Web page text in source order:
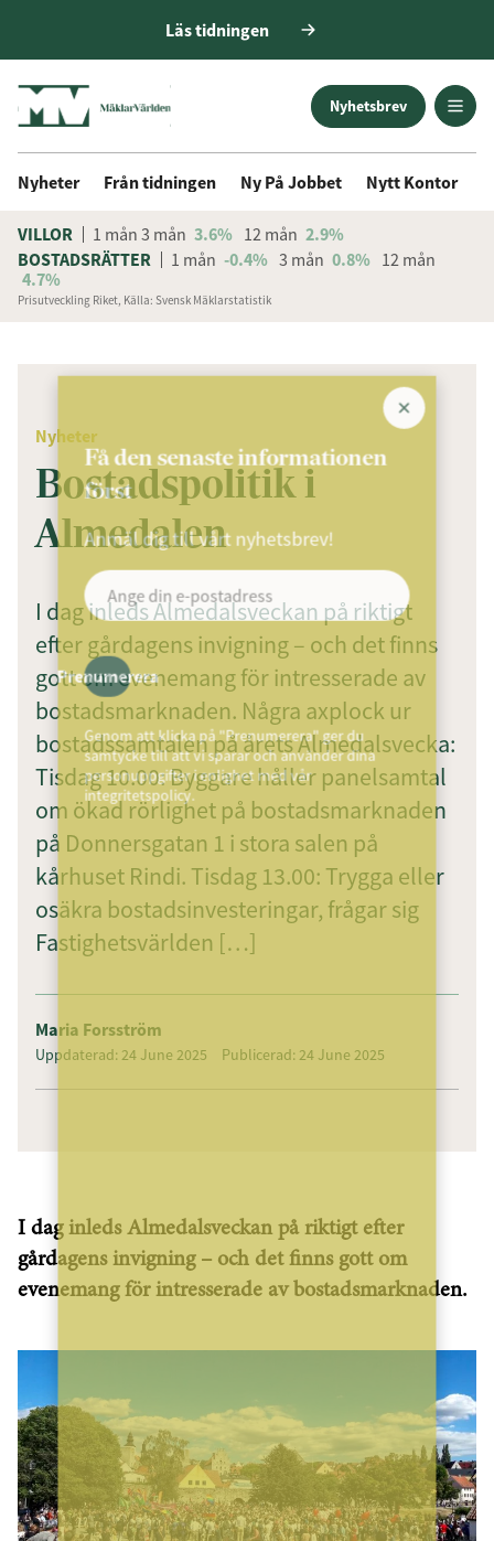
Läs tidningen
Nyhetsbrev
Nyheter Från tidningen Ny På Jobbet Nytt Kontor
VILLOR 1 mån 3 mån 3.6% 12 mån 2.9%
BOSTADSRÄTTER
1 mån -0.4% 3 mån 0.8% 12 mån
4.7%
Prisutveckling Riket, Källa: Svensk Mäklarstatistik
ANNONS
Nyheter
Bostadspolitik i
Almedalen
I dag inleds Almedalsveckan på riktigt
efter gårdagens invigning – och det finns
gott om evenemang för intresserade av
bostadsmarknaden. Några axplock ur
bostadssamtalen på årets Almedalsvecka:
Tisdag 10.00: Byggare håller panelsamtal
om ökad rörlighet på bostadsmarknaden
på Donnersgatan 1 i stora salen på
kårhuset Rindi. Tisdag 13.00: Trygga eller
osäkra bostadsinvesteringar, frågar sig
Fastighetsvärlden […]
Maria Forsström
Uppdaterad: 24 June 2025 Publicerad: 24 June 2025
I dag inleds Almedalsveckan på riktigt efter
gårdagens invigning – och det finns gott om
evenemang för intresserade av bostadsmarknaden.
Få den senaste informationen
först
Anmäl dig till vårt nyhetsbrev!
Prenumerera
Genom att klicka på "Prenumerera" ger du
samtycke till att vi sparar och använder dina
personuppgifter i enlighet med vår
integritetspolicy.